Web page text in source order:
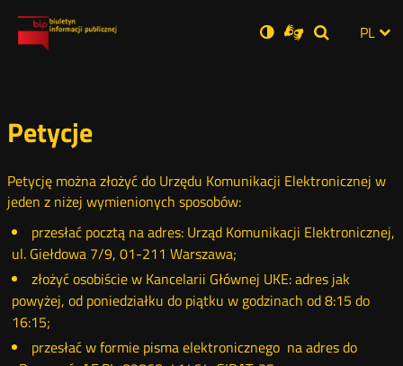
Ustawienia
Wersja
zwykła
Dla
niesłyszących
Otwórz Otwórz
Otwórz
Social PL
Petycje
Petycję można złożyć do Urzędu Komunikacji Elektronicznej w
jeden z niżej wymienionych sposobów:
przesłać pocztą na adres: Urząd Komunikacji Elektronicznej,
ul. Giełdowa 7/9, 01-211 Warszawa;
złożyć osobiście w Kancelarii Głównej UKE: adres jak
powyżej, od poniedziałku do piątku w godzinach od 8:15 do
16:15;
przesłać w formie pisma elektronicznego na adres do